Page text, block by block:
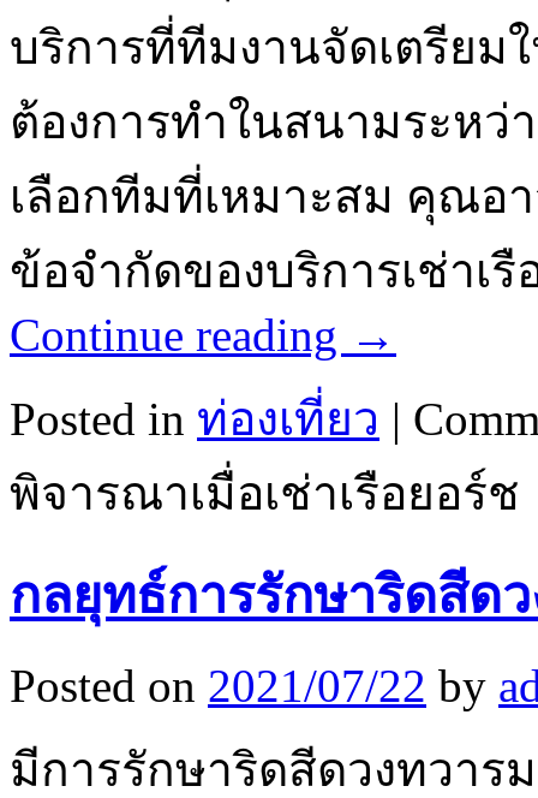
บริการที่ทีมงานจัดเตรีย
ต้องการทำในสนามระหว่
เลือกทีมที่เหมาะสม คุณอ
ข้อจำกัดของบริการเช่าเ
Continue reading →
Posted in ท่องเที่ยว |
พิจารณาเมื่อเช่าเรือยอร์ช
กลยุทธ์การรักษาริดสีดว
Posted on 2021/07/22 by
มีการรักษาริดสีดวงทวาร